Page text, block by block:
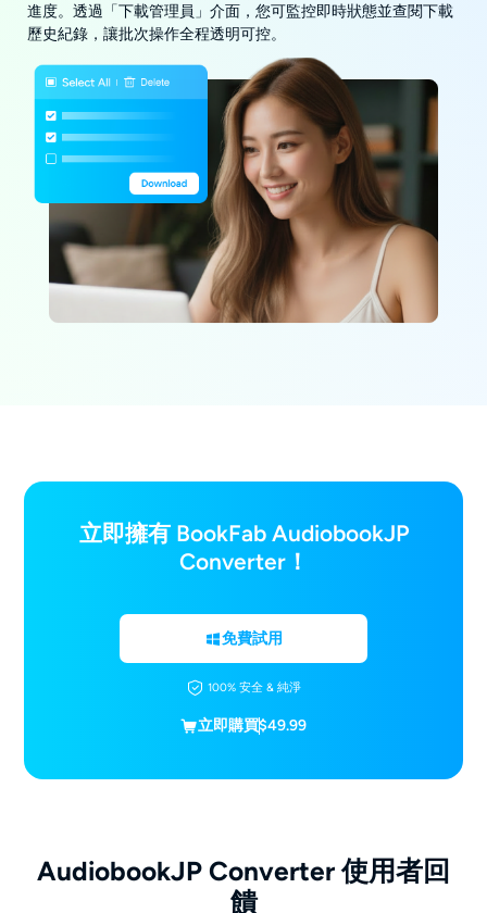
進度。透過「下載管理員」介面，您可監控即時狀態並查閱下載
歷史紀錄，讓批次操作全程透明可控。
立即擁有 BookFab AudiobookJP
Converter！
免費試用
100% 安全 & 純淨
立即購買$49.99
AudiobookJP Converter 使用者回
饋